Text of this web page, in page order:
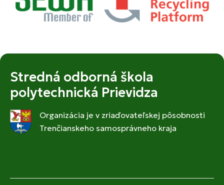
Stredná odborná škola
polytechnická Prievidza
Organizácia je v zriaďovateľskej pôsobnosti
Trenčianskeho samosprávneho kraja